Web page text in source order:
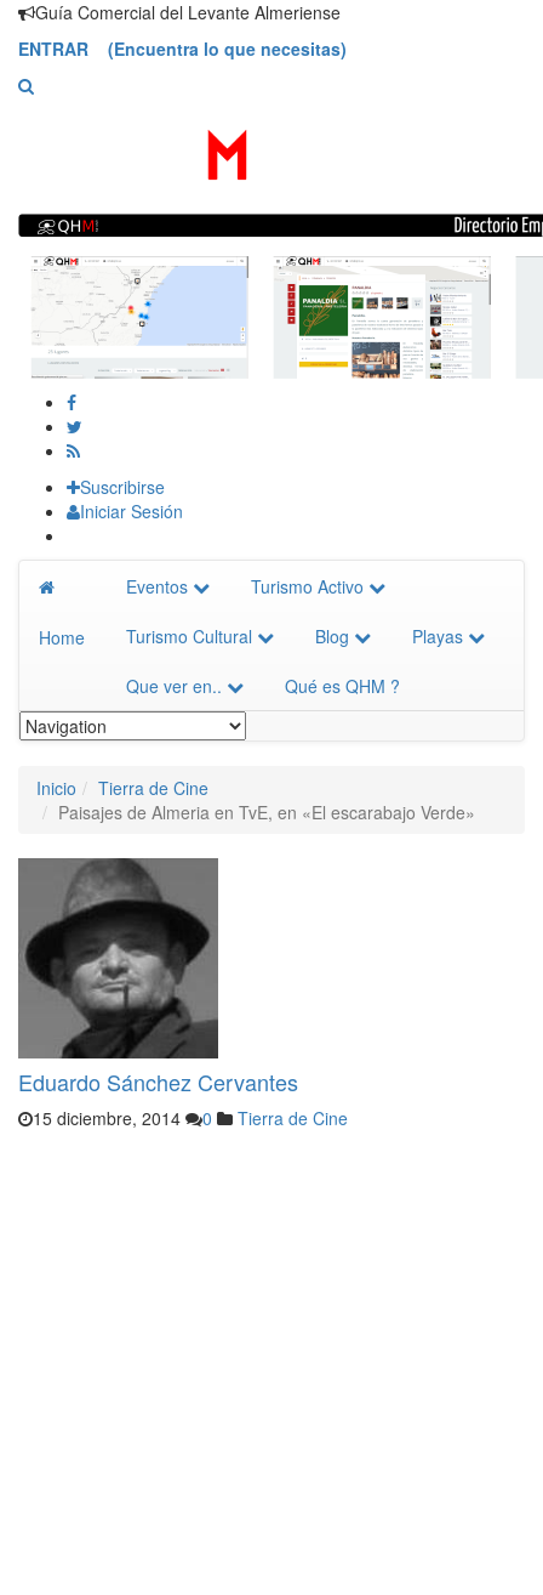
SaltarGuía Comercial del Levante Almeriense
ENTRAR (Encuentra lo que necesitas)
Suscribirse
Iniciar Sesión
Home
Eventos Turismo Activo
Turismo Cultural Blog Playas
Que ver en.. Qué es QHM ?
Inicio
Tierra de Cine
Paisajes de Almeria en TvE, en «El escarabajo Verde»
Eduardo Sánchez Cervantes
15 diciembre, 2014 0 Tierra de Cine